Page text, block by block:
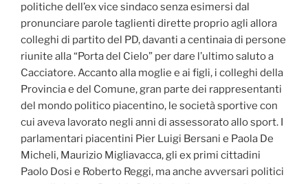
politiche dell’ex vice sindaco senza esimersi dal
pronunciare parole taglienti dirette proprio agli allora
colleghi di partito del PD, davanti a centinaia di persone
riunite alla “Porta del Cielo” per dare l’ultimo saluto a
Cacciatore. Accanto alla moglie e ai figli, i colleghi della
Provincia e del Comune, gran parte dei rappresentanti
del mondo politico piacentino, le società sportive con
cui aveva lavorato negli anni di assessorato allo sport. I
parlamentari piacentini Pier Luigi Bersani e Paola De
Micheli, Maurizio Migliavacca, gli ex primi cittadini
Paolo Dosi e Roberto Reggi, ma anche avversari politici